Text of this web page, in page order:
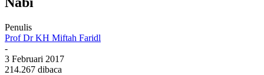
Penulis
Prof Dr KH Miftah Faridl
-
3 Februari 2017
214.267 dibaca